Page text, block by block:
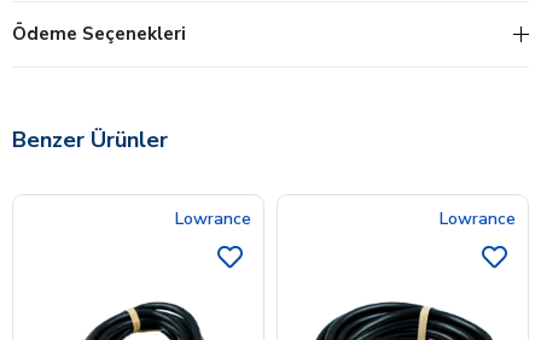
Ödeme Seçenekleri
Benzer Ürünler
Lowrance Lowrance